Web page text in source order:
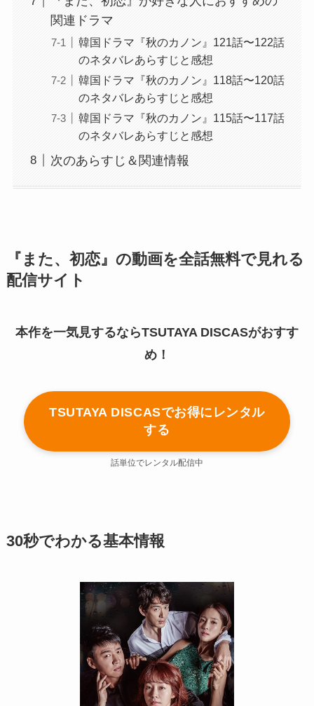
関連ドラマ
韓国ドラマ『秋のカノン』121話〜122話
のネタバレあらすじと感想
韓国ドラマ『秋のカノン』118話〜120話
のネタバレあらすじと感想
韓国ドラマ『秋のカノン』115話〜117話
のネタバレあらすじと感想
次のあらすじ＆関連情報
『また、初恋』の動画を全話無料で見れる
配信サイト
本作を一気見するならTSUTAYA DISCASがおすす
め！
TSUTAYA DISCASでお得にレンタル
する
話単位でレンタル配信中
30秒でわかる基本情報